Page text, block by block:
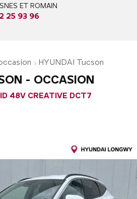
ET ROMAIN
25 93 96
HYUNDAI Tucson
- OCCASION
48V CREATIVE DCT7